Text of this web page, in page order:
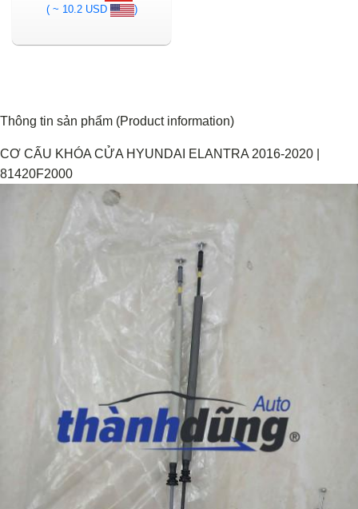
( ~ 10.2 USD
)
Thông tin sản phẩm (Product information)
CƠ CẤU KHÓA CỬA HYUNDAI ELANTRA 2016-2020 |
81420F2000